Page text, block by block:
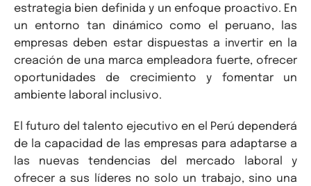
estrategia bien definida y un enfoque proactivo. En
un entorno tan dinámico como el peruano, las
empresas deben estar dispuestas a invertir en la
creación de una marca empleadora fuerte, ofrecer
oportunidades de crecimiento y fomentar un
ambiente laboral inclusivo.
El futuro del talento ejecutivo en el Perú dependerá
de la capacidad de las empresas para adaptarse a
las nuevas tendencias del mercado laboral y
ofrecer a sus líderes no solo un trabajo, sino una